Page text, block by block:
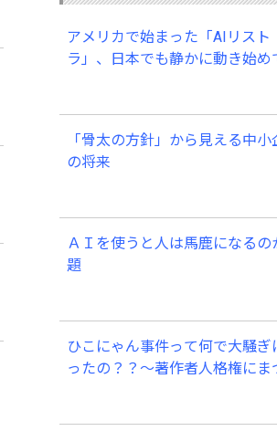
アメリカで始まった「AIリスト
ラ」、日本でも静かに動き始め
る ～中小企業経営者が今、見
「骨太の方針」から見える中小
の将来
ＡＩを使うと人は馬鹿になるの
題
ひこにゃん事件って何で大騒ぎ
ったの？？～著作者人格権にま